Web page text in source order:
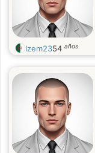
Izem2354 años